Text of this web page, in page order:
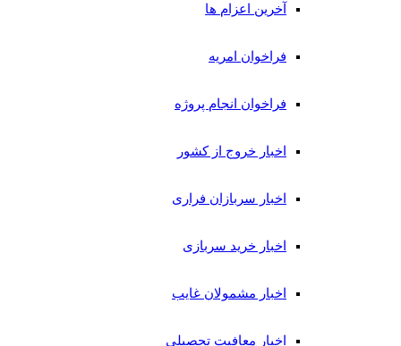
آخرین اعزام ها
فراخوان امریه
فراخوان انجام پروژه
اخبار خروج از کشور
اخبار سربازان فراری
اخبار خرید سربازی
اخبار مشمولان غایب
اخبار معافیت تحصیلی